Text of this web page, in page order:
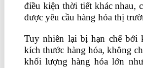
điều kiện thời tiết khác nhau,
được yêu cầu hàng hóa thị
Tuy nhiên lại bị hạn chế bởi
kích thước hàng hóa, không
khối lượng hàng hóa lớn